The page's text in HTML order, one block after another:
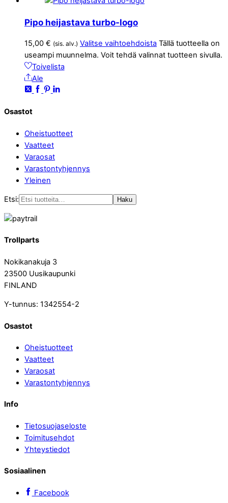
Pipo heijastava turbo-logo
15,00 € (sis. alv.) Valitse vaihtoehdoista Tällä tuotteella on
useampi muunnelma. Voit tehdä valinnat tuotteen sivulla.
Toivelista
Ale
Osastot
Oheistuotteet
Vaatteet
Varaosat
Varastontyhjennys
Yleinen
Etsi: Haku
Trollparts
Nokikanakuja 3
23500 Uusikaupunki
FINLAND
Y-tunnus: 1342554-2
Osastot
Oheistuotteet
Vaatteet
Varaosat
Varastontyhjennys
Info
Tietosuojaseloste
Toimitusehdot
Yhteystiedot
Sosiaalinen
Facebook